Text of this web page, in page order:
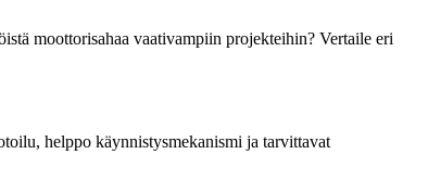
moottorisahaa vaativampiin projekteihin? Vertaile eri
helppo käynnistysmekanismi ja tarvittavat